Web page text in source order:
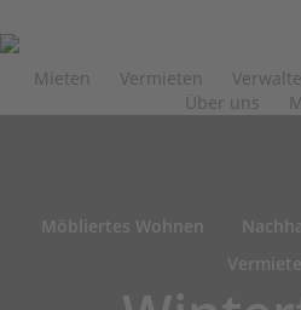
to
mainMieten Vermieten
Über uns
Möbliertes Wohnen